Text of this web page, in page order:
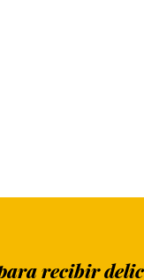
recibir